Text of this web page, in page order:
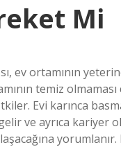
Mi
ev ortamının
temiz
Evi karınca
ve ayrıca kariyer